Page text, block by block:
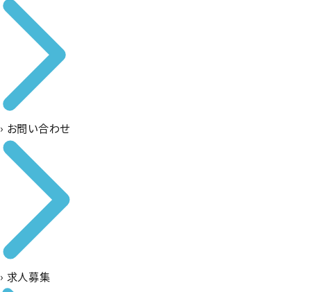
› お問い合わせ
› 求人募集